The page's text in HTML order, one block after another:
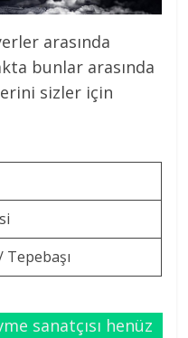
arasında
bunlar arasında
sizler için
Tepebaşı
sanatçısı henüz